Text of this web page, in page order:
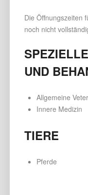
Die Öffnungszeiten
noch nicht
UND
Allgemeine
Innere Medizin
TIERE
Pferde